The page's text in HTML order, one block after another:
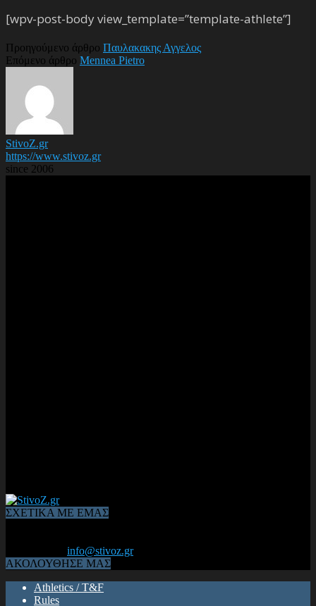
[wpv-post-body view_template=”template-athlete”]
Προηγούμενο άρθρο Παυλακακης Αγγελος
Επόμενο άρθρο Mennea Pietro
StivoZ.gr
https://www.stivoz.gr
since 2006
ΣΧΕΤΙΚΑ ΜΕ ΕΜΑΣ
info@stivoz.gr
ΑΚΟΛΟΥΘΗΣΕ ΜΑΣ
Athletics / T&F
Rules